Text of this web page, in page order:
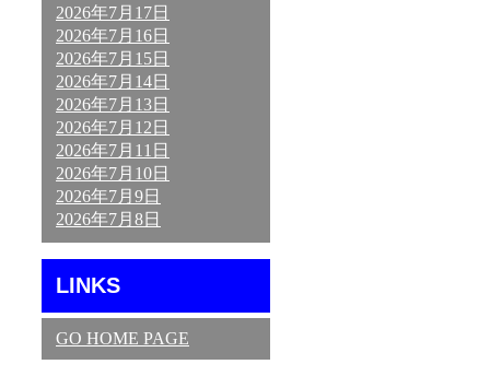
2026年7月17日
2026年7月16日
2026年7月15日
2026年7月14日
2026年7月13日
2026年7月12日
2026年7月11日
2026年7月10日
2026年7月9日
2026年7月8日
LINKS
GO HOME PAGE